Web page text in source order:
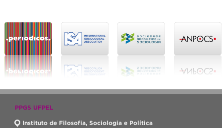
PPGS UFPEL
Instituto de Filosofia, Sociologia e Política